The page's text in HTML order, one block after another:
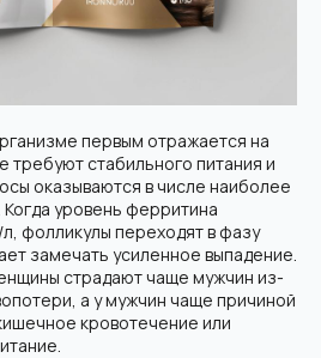
первым отражается на
требуют стабильного питания и
оказываются в числе наиболее
Когда уровень ферритина
фолликулы переходят в фазу
замечать усиленное выпадение.
страдают чаще мужчин из-
а у мужчин чаще причиной
кровотечение или